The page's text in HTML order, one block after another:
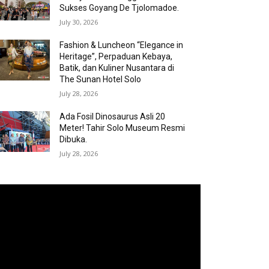
Sukses Goyang De Tjolomadoe.
July 30, 2026
Fashion & Luncheon “Elegance in
Heritage”, Perpaduan Kebaya,
Batik, dan Kuliner Nusantara di
The Sunan Hotel Solo
July 28, 2026
Ada Fosil Dinosaurus Asli 20
Meter! Tahir Solo Museum Resmi
Dibuka.
July 28, 2026